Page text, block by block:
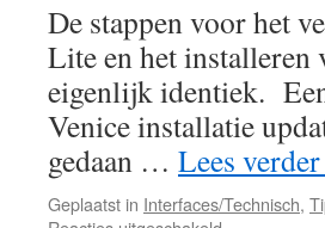
De stappen voor het
Lite en het installeren
eigenlijk identiek.
Venice installatie
gedaan … Lees verder
Geplaatst in Interfaces/Technisch,